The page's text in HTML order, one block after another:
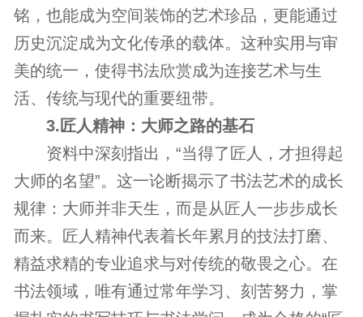
铭，也能成为空间装饰的艺术珍品，更能通过
历史沉淀成为文化传承的载体。这种实用与审
美的统一，使得书法欣赏成为连接艺术与生
活、传统与现代的重要纽带。
3.匠人精神：大师之路的基石
资料中深刻指出，“当得了匠人，才担得起
大师的名望”。这一论断揭示了书法艺术的成长
规律：大师并非天生，而是从匠人一步步成长
而来。匠人精神代表着长年累月的技法打磨、
精益求精的专业追求与对传统的敬畏之心。在
书法领域，唯有通过常年学习、刻苦努力，掌